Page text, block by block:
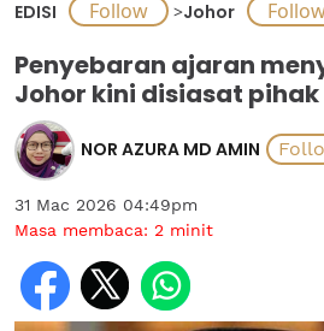
EDISI >Johor
Penyebaran ajaran
Johor kini disiasat
NOR AZURA MD AMIN
31 Mac 2026 04:49pm
Masa membaca: 2 minit